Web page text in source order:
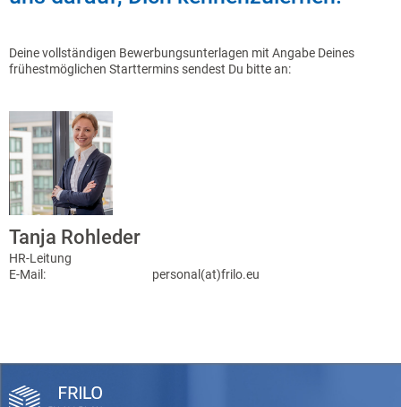
Deine vollständigen Bewerbungsunterlagen mit Angabe Deines
frühestmöglichen Starttermins sendest Du bitte an:
Tanja Rohleder
HR-Leitung
E-Mail:
personal(at)frilo.eu